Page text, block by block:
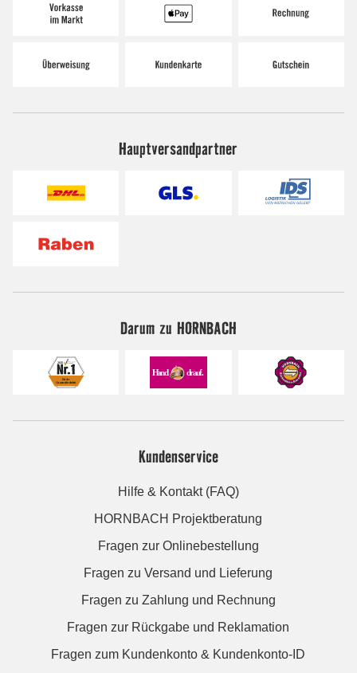
Hauptversandpartner
Darum zu HORNBACH
Kundenservice
Hilfe & Kontakt (FAQ)
HORNBACH Projektberatung
Fragen zur Onlinebestellung
Fragen zu Versand und Lieferung
Fragen zu Zahlung und Rechnung
Fragen zur Rückgabe und Reklamation
Fragen zum Kundenkonto & Kundenkonto-ID